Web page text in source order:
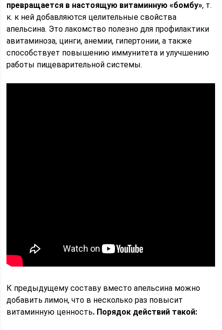
превращается в настоящую витаминную «бомбу», т.
к. к ней добавляются целительные свойства
апельсина. Это лакомство полезно для профилактики
авитаминоза, цинги, анемии, гипертонии, а также
способствует повышению иммунитета и улучшению
работы пищеварительной системы.
К предыдущему составу вместо апельсина можно
добавить лимон, что в несколько раз повысит
витаминную ценность. Порядок действий такой: